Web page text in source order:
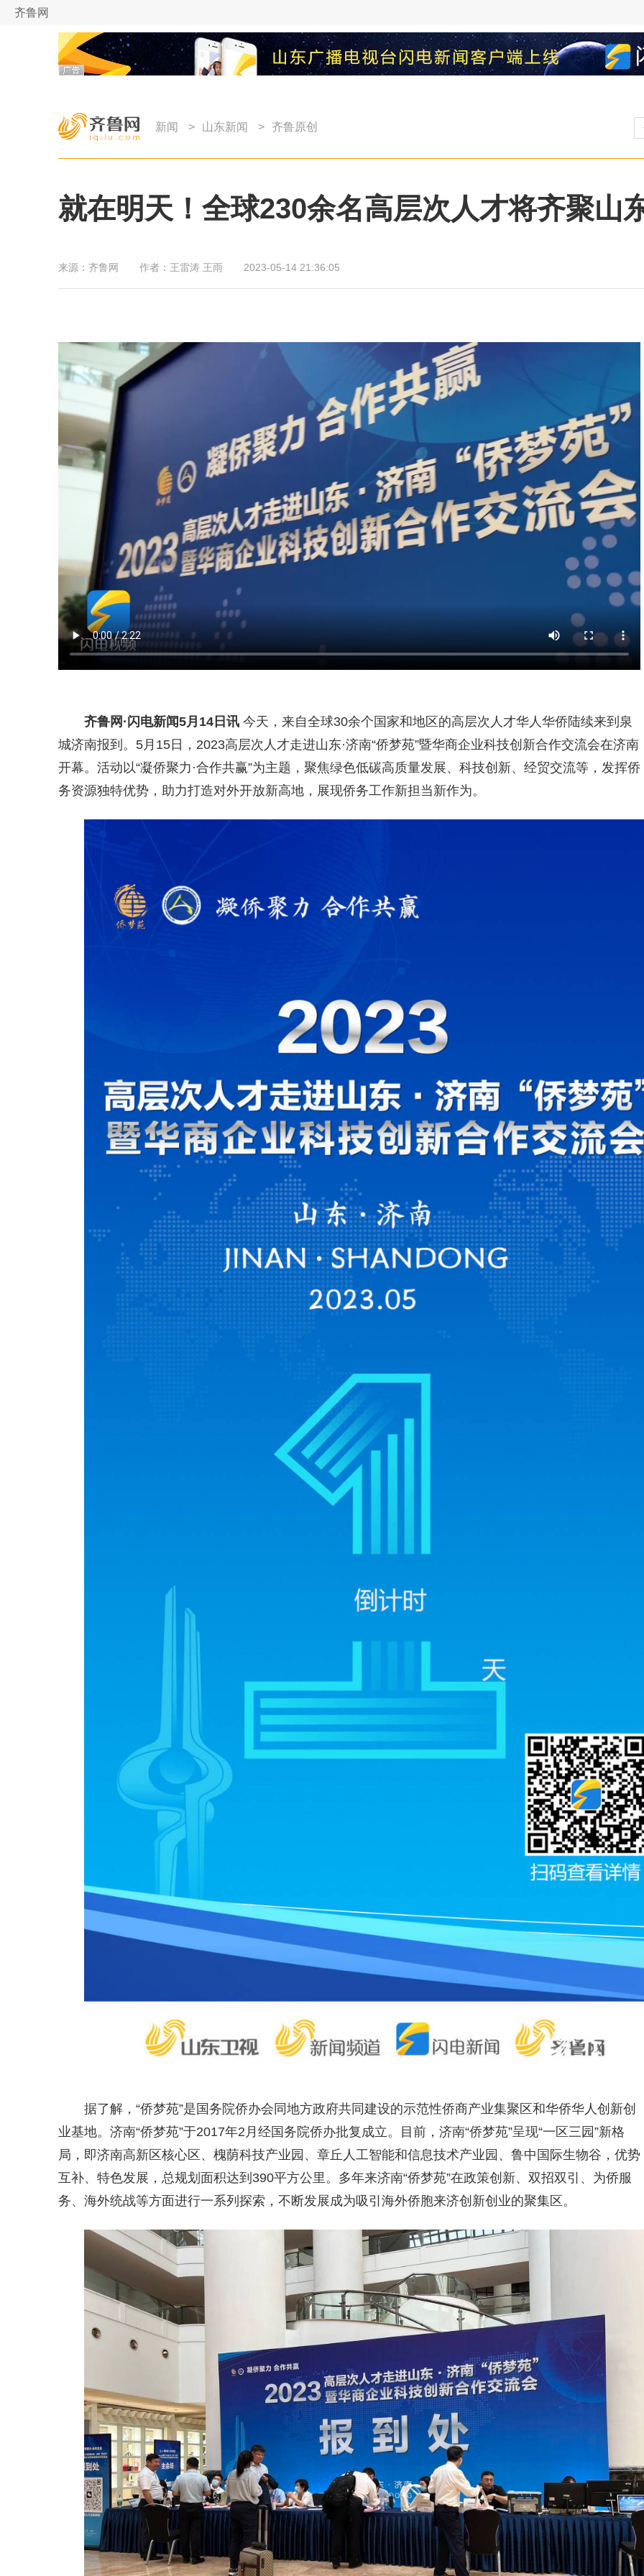
齐鲁网
新闻 > 山东新闻 > 齐鲁原创
就在明天！全球230余名高层次人才将齐聚山
来源： 齐鲁网 作者： 王雷涛 王雨 2023-05-14 21:36:05
齐鲁网 ·闪电新闻5月14日讯今天，来自全球30余个国家和地区的高层次人才华人华侨陆续来到泉
城济南报到。5月15日，2023高层次人才走进山东·济南“侨梦苑”暨华商企业科技创新合作交流会在济南
开幕。活动以“凝侨聚力·合作共赢”为主题，聚焦绿色低碳高质量发展、科技创新、经贸交流等，发挥侨
务资源独特优势，助力打造对外开放新高地，展现侨务工作新担当新作为。
据了解，“侨梦苑”是国务院侨办会同地方政府共同建设的示范性侨商产业集聚区和华侨华人创新创
业基地。济南“侨梦苑”于2017年2月经国务院侨办批复成立。目前，济南“侨梦苑”呈现“一区三园”新格
局，即济南高新区核心区、槐荫科技产业园、章丘人工智能和信息技术产业园、鲁中国际生物谷，优势
互补、特色发展，总规划面积达到390平方公里。多年来济南“侨梦苑”在政策创新、双招双引、为侨服
务、海外统战等方面进行一系列探索，不断发展成为吸引海外侨胞来济创新创业的聚集区。